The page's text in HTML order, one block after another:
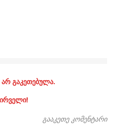
გაკეთებულა.
გააკეთე კომენტარი